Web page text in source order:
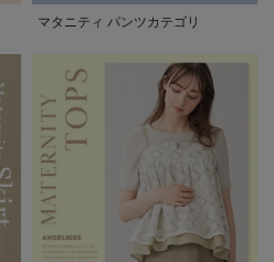
マタニティ パンツカテゴリ